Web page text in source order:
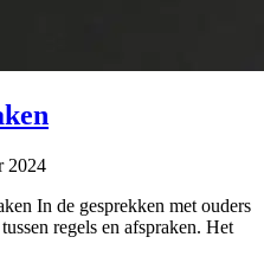
2024
In de gesprekken met ouders
regels en afspraken. Het